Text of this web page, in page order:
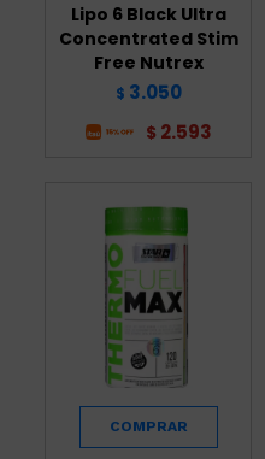
Lipo 6 Black Ultra
Concentrated Stim
Free Nutrex
$ 3.050
$ 2.593